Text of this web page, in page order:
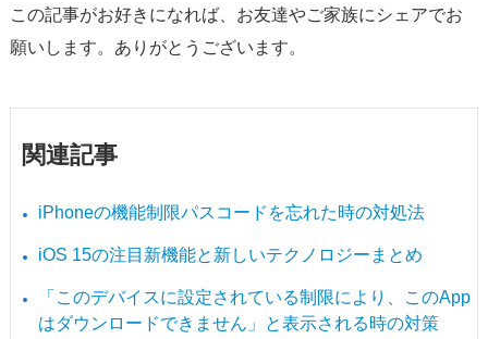
この記事がお好きになれば、お友達やご家族にシェアでお
願いします。ありがとうございます。
関連記事
iPhoneの機能制限パスコードを忘れた時の対処法
iOS 15の注目新機能と新しいテクノロジーまとめ
「このデバイスに設定されている制限により、このApp
はダウンロードできません」と表示される時の対策